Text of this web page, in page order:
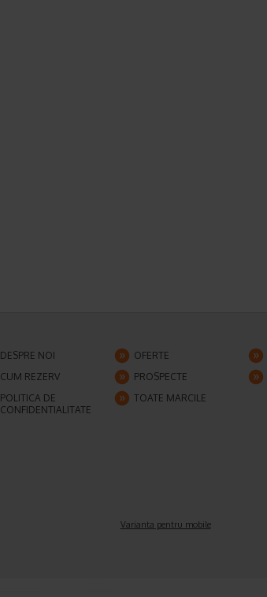
DESPRE NOI OFERTE
CUM REZERV
PROSPECTE
POLITICA DE
CONFIDENTIALITATE
TOATE MARCILE
Varianta pentru mobile